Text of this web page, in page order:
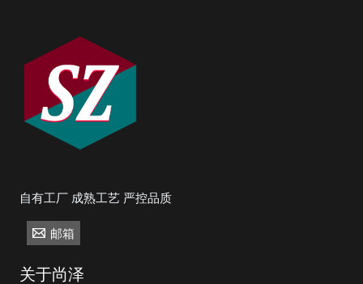
自有工厂 成熟工艺 严控品质
邮箱
关于尚泽